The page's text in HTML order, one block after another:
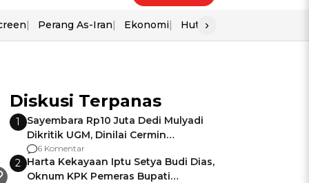
Perang As-Iran Ekonomi Hut Ri
›
Diskusi Terpanas
1
Sayembara Rp10 Juta Dedi Mulyadi
Dikritik UGM, Dinilai Cermin
Gagalnya Negara Jamin Keamanan
6 Komentar
2 Harta Kekayaan Iptu Setya Budi Dias,
Oknum KPK Pemeras Bupati